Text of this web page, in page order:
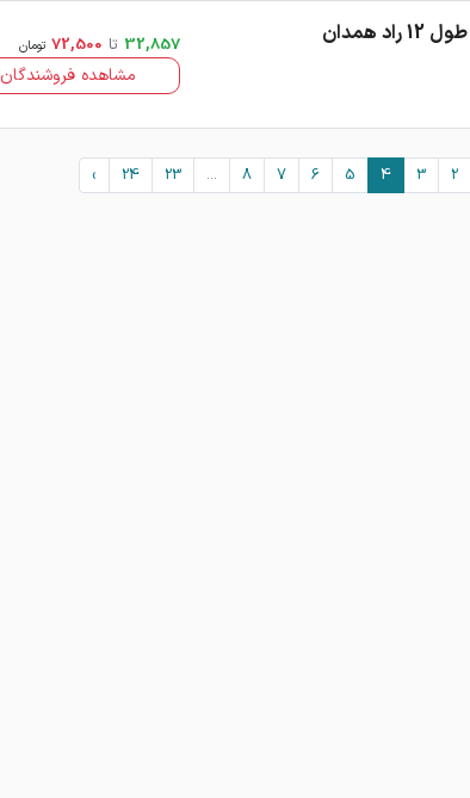
32,857 تا 72,500 تومان
مشاهده فروشندگان
2
3
4
5
6
7
8
...
23
24
›